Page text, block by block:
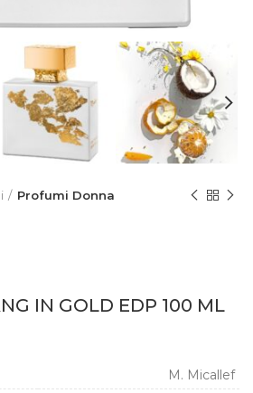
Profumi Donna
IN GOLD EDP 100 ML
M. Micallef